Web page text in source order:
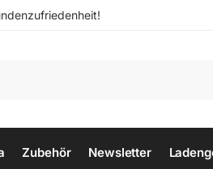
Zubehör Newsletter